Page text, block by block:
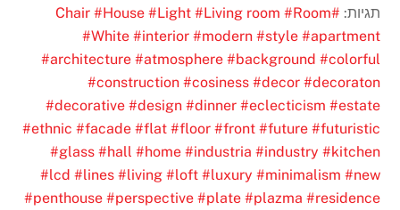
תגיות: #Chair
#House #Light #Living room #Room
#White #interior #modern #style #apartment
#architecture #atmosphere #background #colorful
#construction #cosiness #decor #decoraton
#decorative #design #dinner #eclecticism #estate
#ethnic #facade #flat #floor #front #future #futuristic
#glass #hall #home #industria #industry #kitchen
#lcd #lines #living #loft #luxury #minimalism #new
#penthouse #perspective #plate #plazma #residence